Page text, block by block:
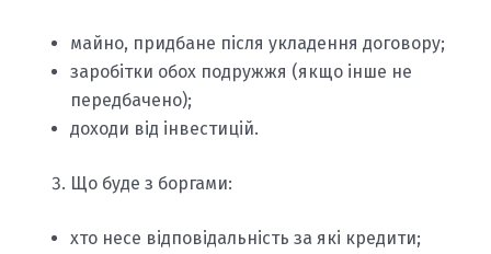
майно, придбане після укладення договору;
заробітки обох подружжя (якщо інше не
передбачено);
доходи від інвестицій.
Що буде з боргами:
хто несе відповідальність за які кредити;